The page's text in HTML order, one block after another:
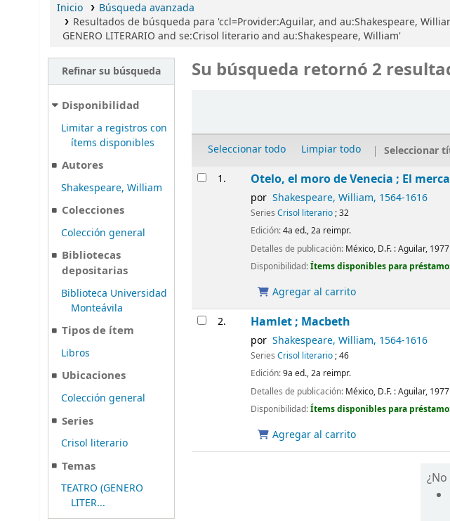
Inicio
Búsqueda avanzada
Resultados de búsqueda para 'ccl=Provider:Aguilar, and au:Shakespeare,
GENERO LITERARIO and se:Crisol literario and au:Shakespeare, William'
Refinar su búsqueda
Disponibilidad
Limitar a registros con
ítems disponibles
Autores
Shakespeare, William
Colecciones
Colección general
Bibliotecas
depositarias
Biblioteca Universidad
Monteávila
Tipos de ítem
Libros
Ubicaciones
Colección general
Series
Crisol literario
Temas
TEATRO (GENERO
LITER...
Su búsqueda retornó 2
Seleccionar todo Limpiar todo Seleccionar
Resultados
1. Otelo, el moro de Venecia ; El
por Shakespeare, William, 1564-1616
SeriesCrisol literario; 32
Edición:4a ed., 2a reimpr.
Detalles de publicación: México, D.F. :Aguilar, 1977
Disponibilidad:Ítems disponibles para
Agregar al carrito
2. Hamlet ; Macbeth
por Shakespeare, William, 1564-1616
SeriesCrisol literario; 46
Edición:9a ed., 2a reimpr.
Detalles de publicación: México, D.F. :Aguilar, 1977
Disponibilidad:Ítems disponibles para
Agregar al carrito